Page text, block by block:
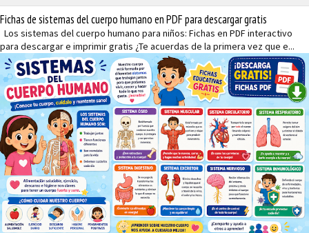
Fichas de sistemas del cuerpo humano en PDF para descargar gratis
Los sistemas del cuerpo humano para niños: Fichas en PDF interactivo
para descargar e imprimir gratis ¿Te acuerdas de la primera vez que e...